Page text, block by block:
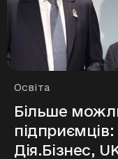
Рубрики
Освіта
Більше
Дія.Бізнес,